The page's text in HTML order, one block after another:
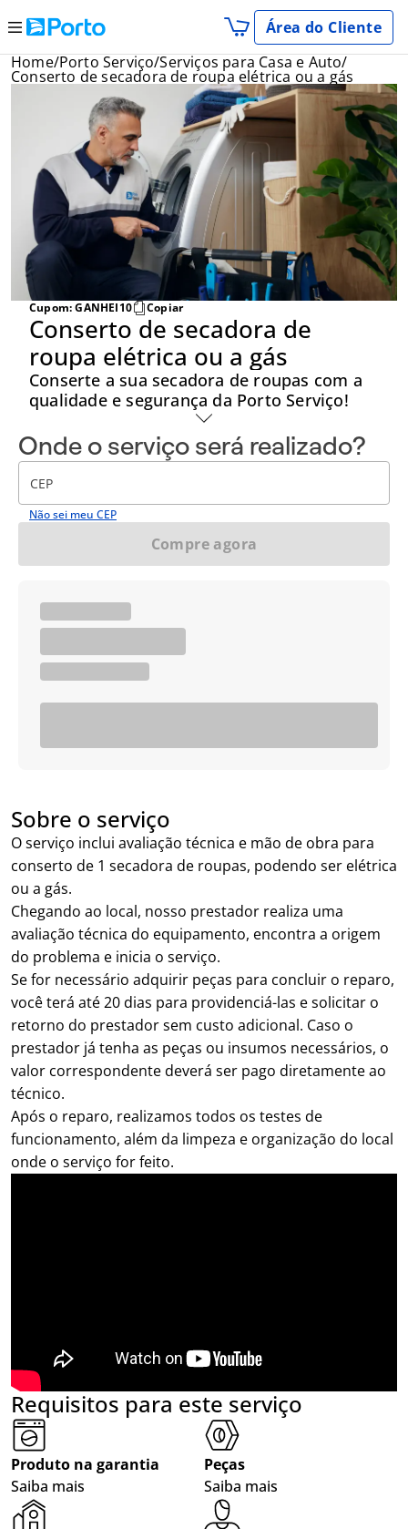
Área do Cliente
um Corretor Seja um Corretor
Home Porto Serviço Serviços para Casa e Auto
Conserto de secadora de roupa elétrica ou a gás
Cupom:GANHEI10 Copiar
Conserto de secadora de
roupa elétrica ou a gás
Conserte a sua secadora de roupas com a
qualidade e segurança da Porto Serviço!
Onde o serviço será realizado?
CEP
Não sei meu CEP
Compre agora
Sobre o serviço
O serviço inclui avaliação técnica e mão de obra para
conserto de 1 secadora de roupas, podendo ser elétrica
ou a gás.
Chegando ao local, nosso prestador realiza uma
avaliação técnica do equipamento, encontra a origem
do problema e inicia o serviço.
Se for necessário adquirir peças para concluir o reparo,
você terá até 20 dias para providenciá-las e solicitar o
retorno do prestador sem custo adicional. Caso o
prestador já tenha as peças ou insumos necessários, o
valor correspondente deverá ser pago diretamente ao
técnico.
Após o reparo, realizamos todos os testes de
funcionamento, além da limpeza e organização do local
onde o serviço for feito.
Requisitos para este serviço
Produto na garantia
Saiba mais
Peças
Saiba mais